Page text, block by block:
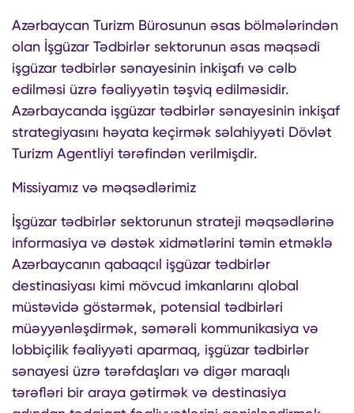
Azərbaycan Turizm Bürosunun əsas bölmələrindən
olan İşgüzar Tədbirlər sektorunun əsas məqsədi
işgüzar tədbirlər sənayesinin inkişafı və cəlb
edilməsi üzrə fəaliyyətin təşviq edilməsidir.
Azərbaycanda işgüzar tədbirlər sənayesinin inkişaf
strategiyasını həyata keçirmək səlahiyyəti Dövlət
Turizm Agentliyi tərəfindən verilmişdir.
Missiyamız və məqsədlərimiz
İşgüzar tədbirlər sektorunun strateji məqsədlərinə
informasiya və dəstək xidmətlərini təmin etməklə
Azərbaycanın qabaqcıl işgüzar tədbirlər
destinasiyası kimi mövcud imkanlarını qlobal
müstəvidə göstərmək, potensial tədbirləri
müəyyənləşdirmək, səmərəli kommunikasiya və
lobbiçilik fəaliyyəti aparmaq, işgüzar tədbirlər
sənayesi üzrə tərəfdaşları və digər maraqlı
tərəfləri bir araya gətirmək və destinasiya